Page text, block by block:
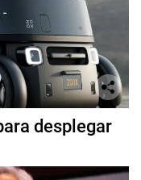
desplegar